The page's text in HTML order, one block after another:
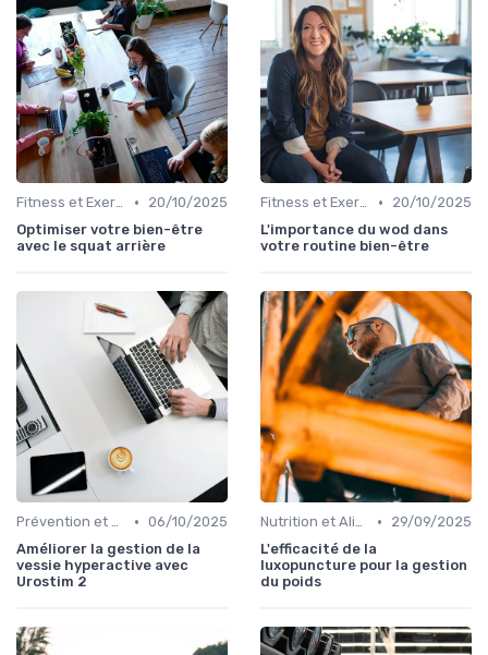
Fitness et Exercices •
20/10/2025
Optimiser votre bien-être
avec le squat arrière
Fitness et Exercices •
20/10/2025
L'importance du wod dans
votre routine bien-être
Prévention et Gestion des Blessures • 06/10/2025
Améliorer la gestion de la
vessie hyperactive avec
Urostim 2
Nutrition et Alimentation Saine •
29/09/2025
L'efficacité de la
luxopuncture pour la gestion
du poids